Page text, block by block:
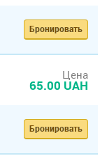
Бронировать
Цена
65.00 UAH
Бронировать